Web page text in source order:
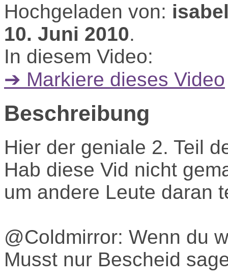
Hochgeladen von:
10. Juni 2010.
In diesem Video:
➔ Markiere dieses Video
Beschreibung
Hier der geniale 2. Teil
Hab diese Vid nicht
um andere Leute daran
@Coldmirror: Wenn du
Musst nur Bescheid